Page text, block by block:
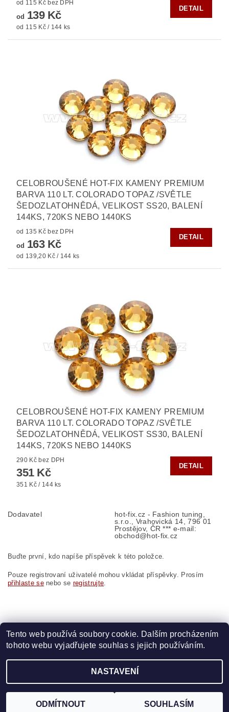
od 115 Kč bez DPH
od 139 Kč
od 115 Kč / 144 ks
DETAIL
CELOBROUŠENÉ HOT-FIX KAMENY PREMIUM
BARVA 110 LT. COLORADO TOPAZ /SVĚTLE
ŠEDOZLATOHNĚDÁ, VELIKOST SS20, BALENÍ
144KS, 720KS NEBO 1440KS
od 135 Kč bez DPH
od 163 Kč
od 139,20 Kč / 144 ks
DETAIL
CELOBROUŠENÉ HOT-FIX KAMENY PREMIUM
BARVA 110 LT. COLORADO TOPAZ /SVĚTLE
ŠEDOZLATOHNĚDÁ, VELIKOST SS30, BALENÍ
144KS, 720KS NEBO 1440KS
290 Kč bez DPH
351 Kč
351 Kč / 144 ks
DETAIL
Dodavatel
hot-fix.cz - Fashion tuning,
s.r.o., Vrahovická 14, 796 01
Prostějov, ČR *** e-mail:
obchod@hot-fix.cz
Buďte první, kdo napíše příspěvek k této položce.
Pouze registrovaní uživatelé mohou vkládat příspěvky. Prosím
přihlaste senebo se registrujte
Zboží.cz | Heureka.cz | Vyšívací.cz | Crystalstyle.cz
2026 ©HOT-FIX, všechna práva vyhrazena
Tento web používá soubory cookie. Dalším procházením
tohoto webu vyjadřujete souhlas s jejich používáním.
NASTAVENÍ
ODMÍTNOUT SOUHLASÍM